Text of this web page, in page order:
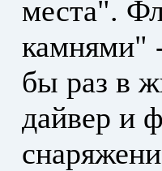
места".
камнями"
бы раз в
дайвер и